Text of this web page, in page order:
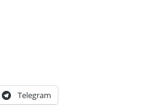
Telegram